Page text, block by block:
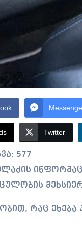
Twitter
577
რაც